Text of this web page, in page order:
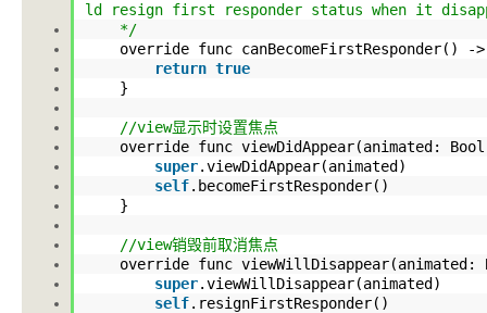
ld resign first responder status when it
*/
override func canBecomeFirstResponder()
return true
}
//view显示时设置焦点
override func viewDidAppear(animated:
super.viewDidAppear(animated)
self.becomeFirstResponder()
}
//view销毁前取消焦点
override func
super.viewWillDisappear(animated)
self.resignFirstResponder()